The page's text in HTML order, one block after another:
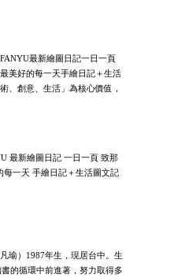
最新繪圖日記一日一頁
美好的每一天手繪日記＋生活
、創意、生活」為核心價值，
最新繪圖日記 一日一頁 致那
一天 手繪日記＋生活圖文記
瑜）1987年生，現居台中。生
的循環中前進著，努力取得多